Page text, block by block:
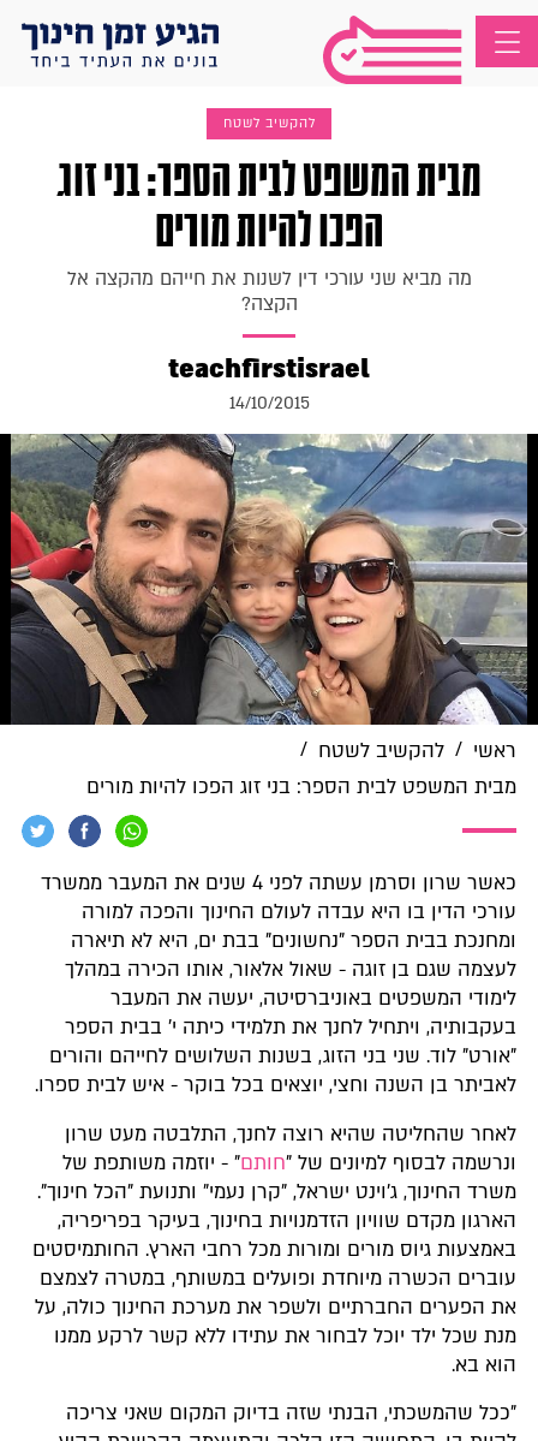
להקשיב לשטח
מבית המשפט לבית הספר: בני זוג
הפכו להיות מורים
מה מביא שני עורכי דין לשנות את חייהם מהקצה אל
הקצה?
teachfirstisrael
14/10/2015
ראשי / להקשיב לשטח /
מבית המשפט לבית הספר: בני זוג הפכו להיות מורים
כאשר שרון וסרמן עשתה לפני 4 שנים את המעבר ממשרד
עורכי הדין בו היא עבדה לעולם החינוך והפכה למורה
ומחנכת בבית הספר "נחשונים" בבת ים, היא לא תיארה
לעצמה שגם בן זוגה - שאול אלאור, אותו הכירה במהלך
לימודי המשפטים באוניברסיטה, יעשה את המעבר
בעקבותיה, ויתחיל לחנך את תלמידי כיתה י' בבית הספר
"אורט" לוד. שני בני הזוג, בשנות השלושים לחייהם והורים
לאביתר בן השנה וחצי, יוצאים בכל בוקר - איש לבית ספרו.
לאחר שהחליטה שהיא רוצה לחנך, התלבטה מעט שרון
ונרשמה לבסוף למיונים של "חותם" - יוזמה משותפת של
משרד החינוך, ג'וינט ישראל, "קרן נעמי" ותנועת "הכל חינוך".
הארגון מקדם שוויון הזדמנויות בחינוך, בעיקר בפריפריה,
באמצעות גיוס מורים ומורות מכל רחבי הארץ. החותמיסטים
עוברים הכשרה מיוחדת ופועלים במשותף, במטרה לצמצם
את הפערים החברתיים ולשפר את מערכת החינוך כולה, על
מנת שכל ילד יוכל לבחור את עתידו ללא קשר לרקע ממנו
הוא בא.
"ככל שהמשכתי, הבנתי שזה בדיוק המקום שאני צריכה